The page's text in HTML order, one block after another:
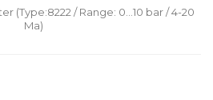
(Type:8222 / Range: 0…10 bar / 4-20
Ma)